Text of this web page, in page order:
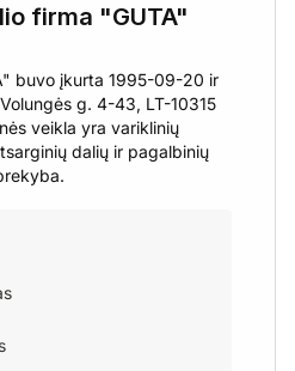
firma "GUTA"
buvo įkurta 1995-09-20 ir
g. 4-43, LT-10315
veikla yra variklinių
dalių ir pagalbinių